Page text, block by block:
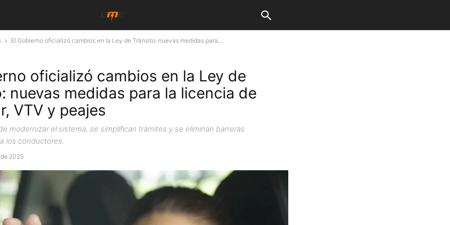
El Gobierno oficializó cambios en la Ley de Tránsito: nuevas medidas para...
oficializó cambios en la Ley de
nuevas medidas para la licencia de
VTV y peajes
modernizar el sistema, se simplifican trámites y se eliminan barreras
los conductores.
2025